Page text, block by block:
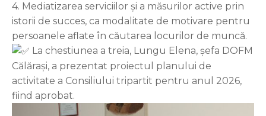
4. Mediatizarea serviciilor și a măsurilor active prin
istorii de succes, ca modalitate de motivare pentru
persoanele aflate în căutarea locurilor de muncă.
La chestiunea a treia, Lungu Elena, șefa DOFM
Călărași, a prezentat proiectul planului de
activitate a Consiliului tripartit pentru anul 2026,
fiind aprobat.